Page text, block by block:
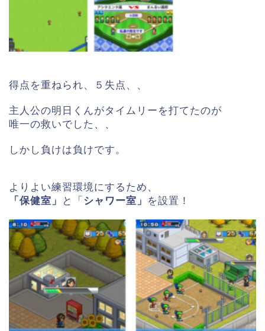
得点を重ねられ、５失点、、
主人公の明日くんがタイムリーを打てたのが
唯一の救いでした、、
しかし負けは負けです。
よりよい練習環境にするため、
「保健室」
と「 シャワー室」 を設置！